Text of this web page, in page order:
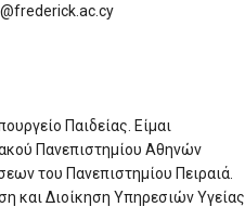
Παιδείας. Είμαι
Πανεπιστημίου Αθηνών
του Πανεπιστημίου Πειραιά.
και Διοίκηση Υπηρεσιών Υγείας